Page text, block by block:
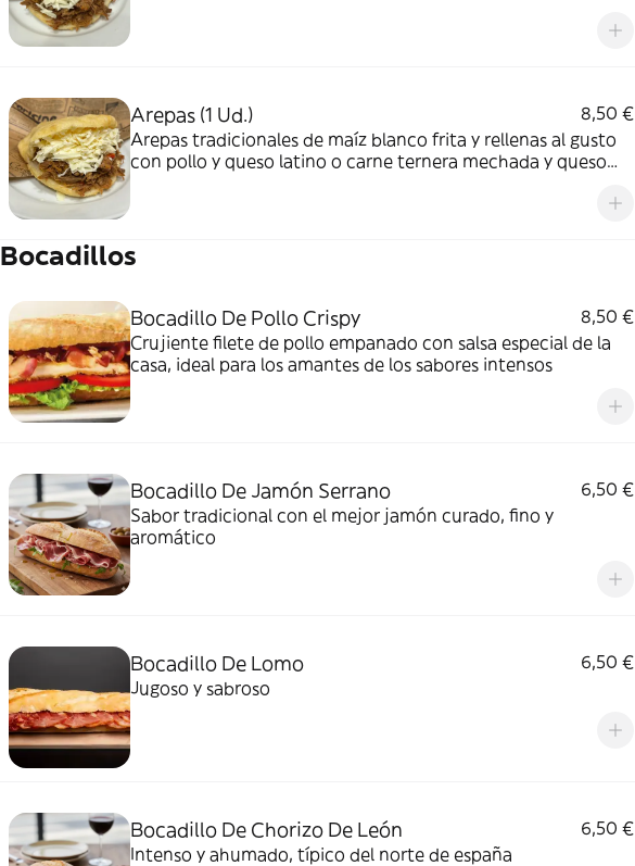
Arepas (1 Ud.)
8,50 €
Arepas tradicionales de maíz blanco frita y rellenas al gusto
con pollo y queso latino o carne ternera mechada y queso
Bocadillos
Bocadillo De Pollo Crispy
8,50 €
Crujiente filete de pollo empanado con salsa especial de la
casa, ideal para los amantes de los sabores intensos
Bocadillo De Jamón Serrano
6,50 €
Sabor tradicional con el mejor jamón curado, fino y
aromático
Bocadillo De Lomo
6,50 €
Jugoso y sabroso
Bocadillo De Chorizo De León
6,50 €
Intenso y ahumado, típico del norte de españa